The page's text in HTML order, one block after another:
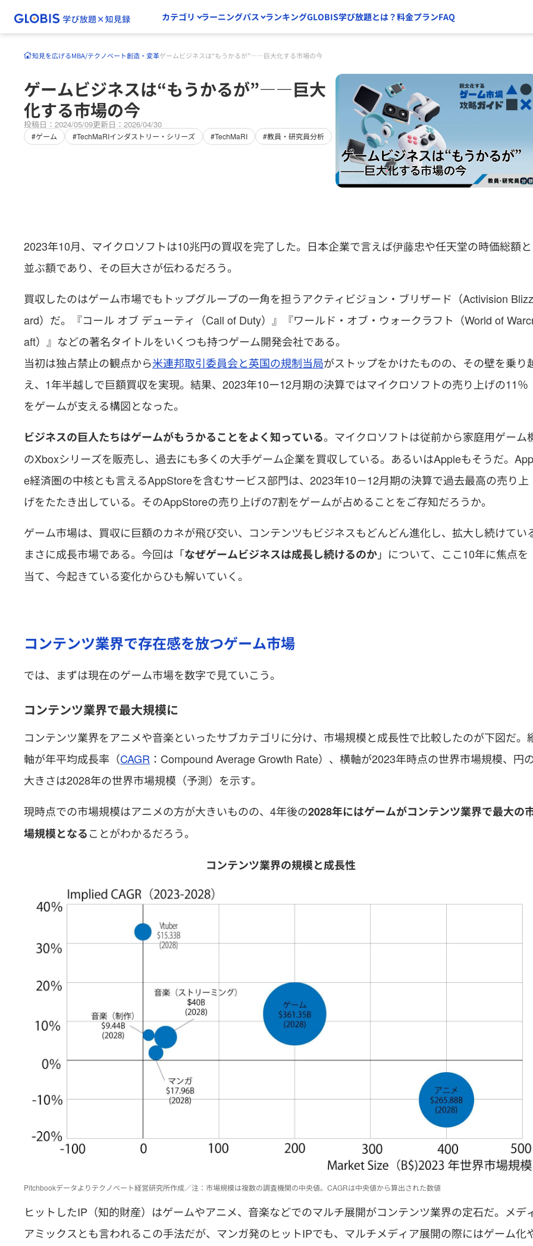
カテゴリ ラーニングパス ランキングGLOBIS学び放題とは？料金プランFAQ
知見を広げるMBA/テクノベート創造・変革ゲームビジネスは“もうかるが”――巨大化する市場の今
ゲームビジネスは“もうかるが”――巨大
化する市場の今
投稿日：2024/05/09更新日：2026/04/30
#ゲーム #TechMaRIインダストリー・シリーズ #TechMaRI #教員・研究員分析
2023年10月、マイクロソフトは10兆円の買収を完了した。日本企業で言えば伊藤忠や任天堂の時価総額と
並ぶ額であり、その巨大さが伝わるだろう。
買収したのはゲーム市場でもトップグループの一角を担うアクティビジョン・ブリザード（Activision Blizz
ard）だ。『コール オブ デューティ（Call of Duty）』『ワールド・オブ・ウォークラフト（World of
aft）』などの著名タイトルをいくつも持つゲーム開発会社である。
当初は独占禁止の観点から米連邦取引委員会と英国の規制当局がストップをかけたものの、その壁を乗り
え、1年半越しで巨額買収を実現。結果、2023年10ー12月期の決算ではマイクロソフトの売り上げの11％
をゲームが支える構図となった。
ビジネスの巨人たちはゲームがもうかることをよく知っている。マイクロソフトは従前から家庭用ゲーム
のXboxシリーズを販売し、過去にも多くの大手ゲーム企業を買収している。あるいはAppleもそうだ。
e経済圏の中核とも言えるAppStoreを含むサービス部門は、2023年10－12月期の決算で過去最高の売り上
げをたたき出している。そのAppStoreの売り上げの7割をゲームが占めることをご存知だろうか。
ゲーム市場は、買収に巨額のカネが飛び交い、コンテンツもビジネスもどんどん進化し、拡大し続けてい
まさに成長市場である。今回は「なぜゲームビジネスは成長し続けるのか」について、ここ10年に焦点を
当て、今起きている変化からひも解いていく。
コンテンツ業界で存在感を放つゲーム市場
では、まずは現在のゲーム市場を数字で見ていこう。
コンテンツ業界で最大規模に
コンテンツ業界をアニメや音楽といったサブカテゴリに分け、市場規模と成長性で比較したのが下図だ。
軸が年平均成長率（CAGR ：Compound Average Growth Rate）、横軸が2023年時点の世界市場規模、円
大きさは2028年の世界市場規模（予測）を示す。
現時点での市場規模はアニメの方が大きいものの、4年後の2028年にはゲームがコンテンツ業界で最大の
場規模となることがわかるだろう。
コンテンツ業界の規模と成長性
Pitchbookデータよりテクノベート経営研究所作成／注：市場規模は複数の調査機関の中央値。CAGRは中央値から算出された数値
ヒットしたIP（知的財産）はゲームやアニメ、音楽などでのマルチ展開がコンテンツ業界の定石だ。メデ
アミックスとも言われるこの手法だが、マンガ発のヒットIPでも、マルチメディア展開の際にはゲーム化